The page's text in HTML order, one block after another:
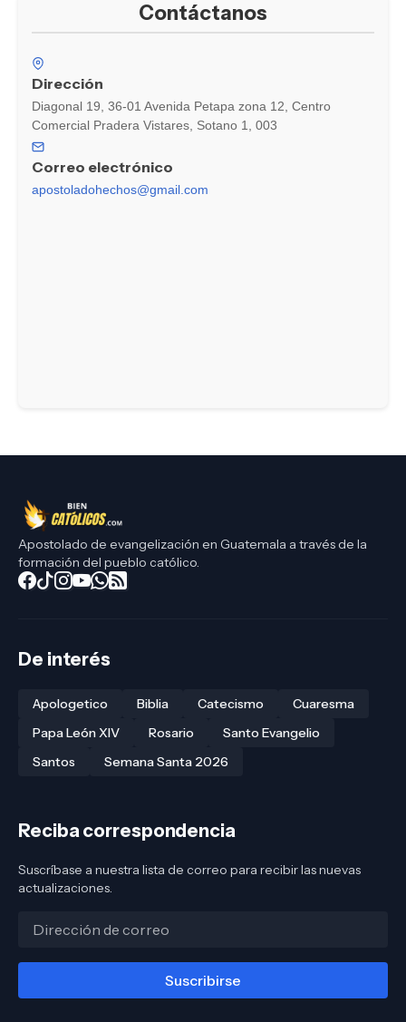
Contáctanos
Dirección
Diagonal 19, 36-01 Avenida Petapa zona 12, Centro
Comercial Pradera Vistares, Sotano 1, 003
Correo electrónico
apostoladohechos@gmail.com
Apostolado de evangelización en Guatemala a través de la
formación del pueblo católico.
De interés
Apologetico Biblia Catecismo
Cuaresma
Papa León XIV
Rosario
Santo Evangelio
Santos
Semana Santa 2026
Reciba correspondencia
Suscríbase a nuestra lista de correo para recibir las nuevas
actualizaciones.